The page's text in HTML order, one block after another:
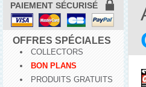
PAIEMENT SÉCURISÉ
OFFRES SPÉCIALES
COLLECTORS
BON PLANS
PRODUITS GRATUITS